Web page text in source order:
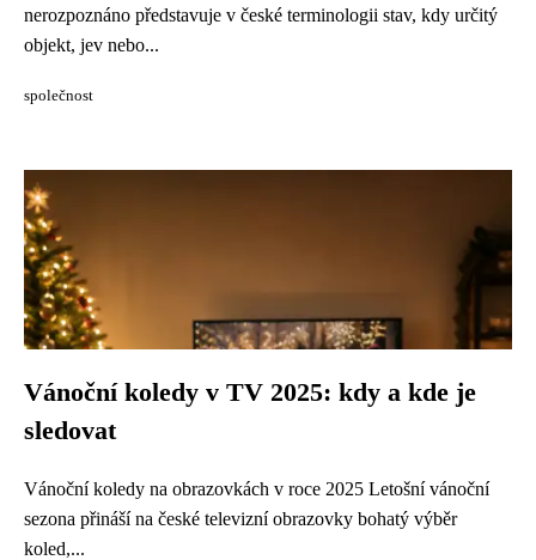
nerozpoznáno představuje v české terminologii stav, kdy určitý
objekt, jev nebo...
společnost
Vánoční koledy v TV 2025: kdy a kde je
sledovat
Vánoční koledy na obrazovkách v roce 2025 Letošní vánoční
sezona přináší na české televizní obrazovky bohatý výběr
koled,...